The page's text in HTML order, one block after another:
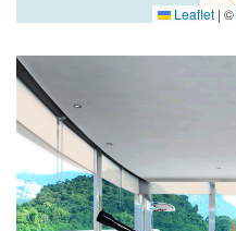
Leaflet | ©